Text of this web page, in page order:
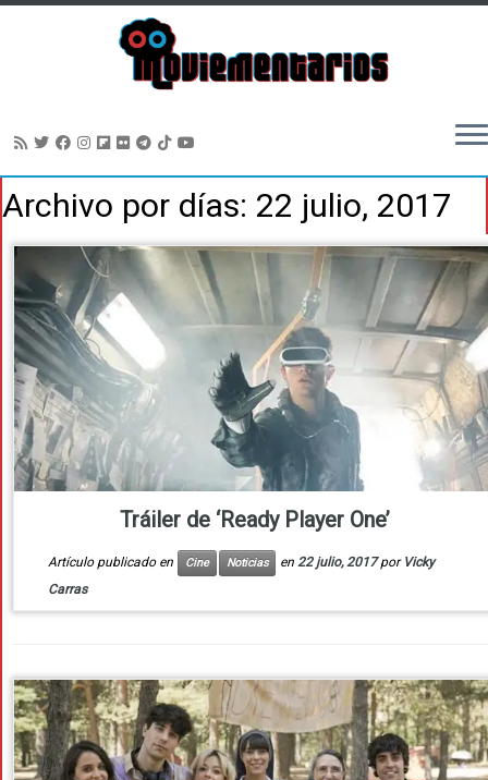
al
Archivo por días: 22 julio, 2017
Tráiler de ‘Ready Player One’
Artículo publicado en Cine Noticias en 22 julio, 2017 por Vicky
Carras